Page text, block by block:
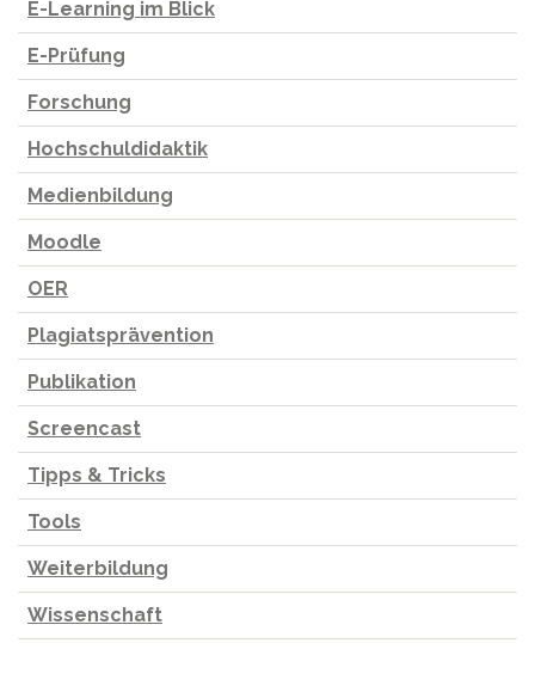
E-Learning im Blick
E-Prüfung
Forschung
Hochschuldidaktik
Medienbildung
Moodle
OER
Plagiatsprävention
Publikation
Screencast
Tipps & Tricks
Tools
Weiterbildung
Wissenschaft